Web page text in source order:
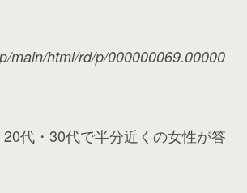
main/html/rd/p/000000069.00000
代・30代で半分近くの女性が答